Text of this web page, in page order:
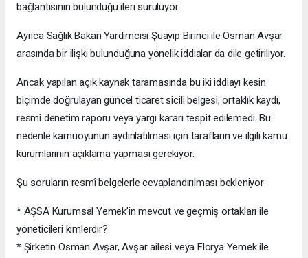
bağlantısının bulunduğu ileri sürülüyor.
Ayrıca Sağlık Bakan Yardımcısı Şuayıp Birinci ile Osman Avşar
arasında bir ilişki bulunduğuna yönelik iddialar da dile getiriliyor.
Ancak yapılan açık kaynak taramasında bu iki iddiayı kesin
biçimde doğrulayan güncel ticaret sicili belgesi, ortaklık kaydı,
resmî denetim raporu veya yargı kararı tespit edilemedi. Bu
nedenle kamuoyunun aydınlatılması için tarafların ve ilgili kamu
kurumlarının açıklama yapması gerekiyor.
Şu soruların resmî belgelerle cevaplandırılması bekleniyor:
* AŞSA Kurumsal Yemek’in mevcut ve geçmiş ortakları ile
yöneticileri kimlerdir?
* Şirketin Osman Avşar, Avşar ailesi veya Florya Yemek ile